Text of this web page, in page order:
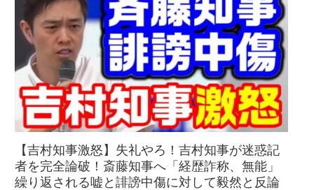
【吉村知事激怒】失礼やろ！吉村知事が迷惑記
者を完全論破！斎藤知事へ「経歴詐称、無能」
繰り返される嘘と誹謗中傷に対して毅然と反論